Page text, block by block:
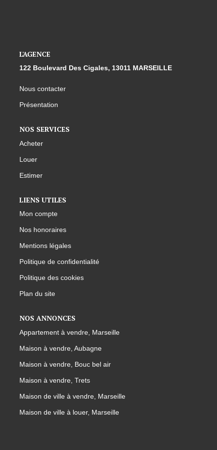
L'AGENCE
122 Boulevard Des Cigales, 13011 MARSEILLE
Nous contacter
Présentation
NOS SERVICES
Acheter
Louer
Estimer
LIENS UTILES
Mon compte
Nos honoraires
Mentions légales
Politique de confidentialité
Politique des cookies
Plan du site
NOS ANNONCES
Appartement à vendre, Marseille
Maison à vendre, Aubagne
Maison à vendre, Bouc bel air
Maison à vendre, Trets
Maison de ville à vendre, Marseille
Maison de ville à louer, Marseille